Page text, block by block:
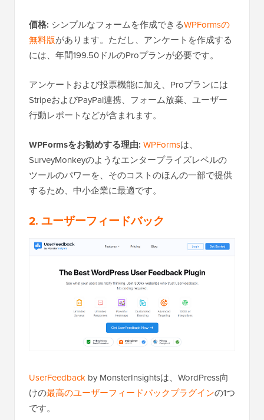
価格: シンプルなフォームを作成できるWPFormsの
無料版があります。ただし、アンケートを作成する
には、年間199.50ドルのProプランが必要です。
アンケートおよび投票機能に加え、Proプランには
StripeおよびPayPal連携、フォーム放棄、ユーザー
行動レポートなどが含まれます。
WPFormsをお勧めする理由: WPFormsは、
SurveyMonkeyのようなエンタープライズレベルの
ツールのパワーを、そのコストのほんの一部で提供
するため、中小企業に最適です。
2. ユーザーフィードバック
UserFeedback by MonsterInsightsは、WordPress向
けの最高のユーザーフィードバックプラグインの1つ
です。